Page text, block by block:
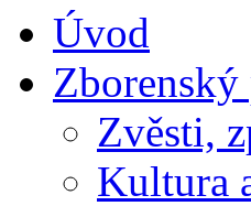
Úvod
Zborenský
Zvěsti,
Kultura